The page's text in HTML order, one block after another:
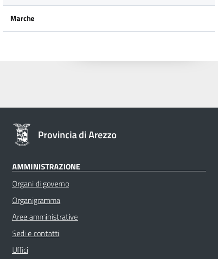
Marche
Provincia di Arezzo
AMMINISTRAZIONE
Organi di governo
Organigramma
Aree amministrative
Sedi e contatti
Uffici